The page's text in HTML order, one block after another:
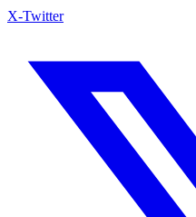
X-Twitter